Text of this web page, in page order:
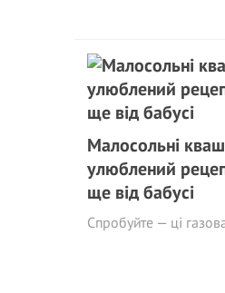
Малосольні
улюблений
ще від бабусі
Спробуйте — ці